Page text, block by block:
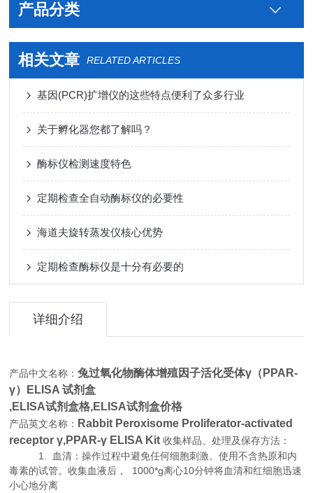
产品分类
相关文章 RELATED ARTICLES
基因(PCR)扩增仪的这些特点便利了众多行业
关于孵化器您都了解吗？
酶标仪检测速度特色
定期检查全自动酶标仪的必要性
海道夫旋转蒸发仪核心优势
定期检查酶标仪是十分有必要的
详细介绍
产品中文名称：兔过氧化物酶体增殖因子活化受体γ（PPAR-
γ）ELISA 试剂盒
,ELISA试剂盒格,ELISA试剂盒价格
产品英文名称： Rabbit Peroxisome Proliferator-activated
receptor γ,PPAR-γ ELISA Kit收集样品、处理及保存方法：
1. 血清：操作过程中避免任何细胞刺激。使用不含热原和内
毒素的试管。收集血液后， 1000*g离心10分钟将血清和红细胞迅速
小心地分离